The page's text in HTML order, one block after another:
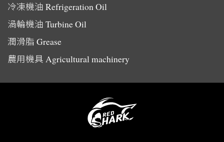
冷凍機油 Refrigeration Oil
渦輪機油 Turbine Oil
潤滑脂 Grease
農用機具 Agricultural machinery